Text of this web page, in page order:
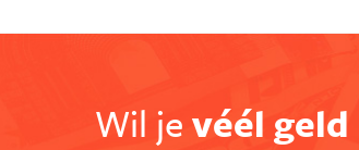
Wil jevéél geld